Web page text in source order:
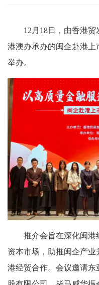
12月18日，由香港贸
港澳办承办的闽企赴港
举办。
推介会旨在深化闽港
资本市场，助推闽企产
港经贸合作。会议邀请